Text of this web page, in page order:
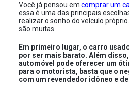
Você já pensou emcomprar um
essa é uma das principais
realizar o sonho do veículo
são muitas.
Em primeiro lugar, o carro
por ser mais barato. Além
automóvel pode oferecer um
para o motorista, basta que o
com um revendedor idôneo e